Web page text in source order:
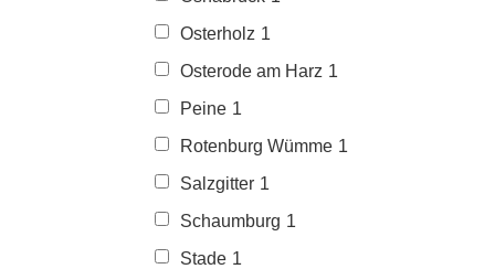
Osterholz 1
Osterode am Harz 1
Peine 1
Rotenburg Wümme 1
Salzgitter 1
Schaumburg 1
Stade 1